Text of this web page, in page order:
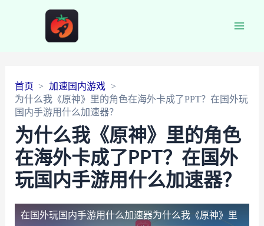
首页
加速国内游戏
为什么我《原神》里的角色在海外卡成了PPT？在国外玩
国内手游用什么加速器？
为什么我《原神》里的角色
在海外卡成了PPT？在国外
玩国内手游用什么加速器？
在国外玩国内手游用什么加速器为什么我《原神》里